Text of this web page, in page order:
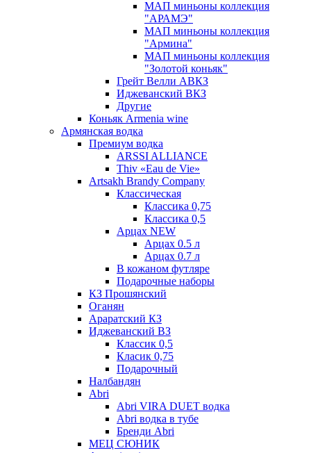
МАП миньоны коллекция
"АРАМЭ"
МАП миньоны коллекция
"Армина"
МАП миньоны коллекция
"Золотой коньяк"
Грейт Велли АВКЗ
Иджеванский ВКЗ
Другие
Коньяк Armenia wine
Армянская водка
Премиум водка
ARSSI ALLIANCE
Thiv «Eau de Vie»
Artsakh Brandy Company
Классическая
Классика 0,75
Классика 0,5
Арцах NEW
Арцах 0.5 л
Арцах 0.7 л
В кожаном футляре
Подарочные наборы
КЗ Прошянский
Оганян
Араратский КЗ
Иджеванский ВЗ
Классик 0,5
Класик 0,75
Подарочный
Налбандян
Abri
Abri VIRA DUET водка
Abri водка в тубе
Бренди Abri
МЕЦ СЮНИК